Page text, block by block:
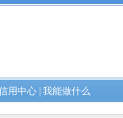
用中心 我能做什么